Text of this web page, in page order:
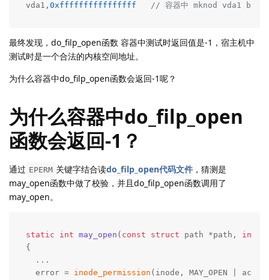
vda1, 0xffffffffffffffff // 容器中 mknod vda1 b
最终发现，do_filp_open函数 容器中测试时返回值是-1，宿主机中
测试时是一个合法的内核空间地址。
为什么容器中do_filp_open函数会返回-1呢？
为什么容器中do_filp_open
函数会返回-1？
通过 EPERM 关键字结合读do_filp_open代码文件 ，猜测是
may_open函数中做了校验，并且do_filp_open函数调用了
may_open。
static int may_open ( const struct path *path, int
{
  ...
  error =
inode_permission (inode, MAY_OPEN |